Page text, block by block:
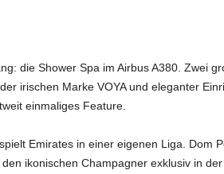
die Shower Spa im Airbus A380. Zwei
irischen Marke VOYA und eleganter
einmaliges Feature.
Emirates in einer eigenen Liga. Dom
ikonischen Champagner exklusiv in